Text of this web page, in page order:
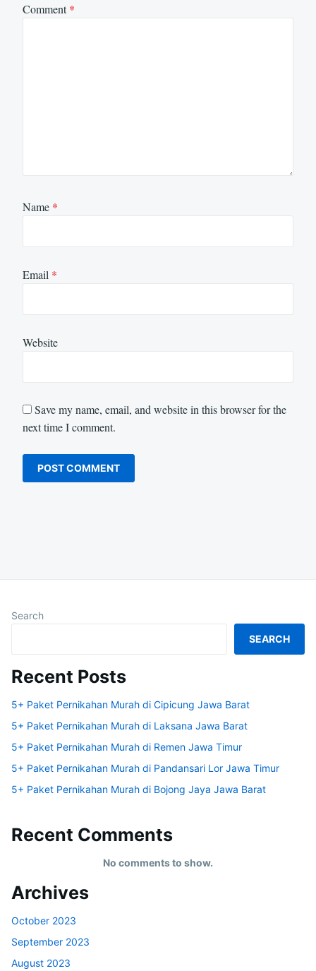
Comment*
Name *
Email *
Website
Save my name, email, and website in this browser for the
next time I comment.
Search
SEARCH
Recent Posts
5+ Paket Pernikahan Murah di Cipicung Jawa Barat
5+ Paket Pernikahan Murah di Laksana Jawa Barat
5+ Paket Pernikahan Murah di Remen Jawa Timur
5+ Paket Pernikahan Murah di Pandansari Lor Jawa Timur
5+ Paket Pernikahan Murah di Bojong Jaya Jawa Barat
Recent Comments
No comments to show.
Archives
October 2023
September 2023
August 2023